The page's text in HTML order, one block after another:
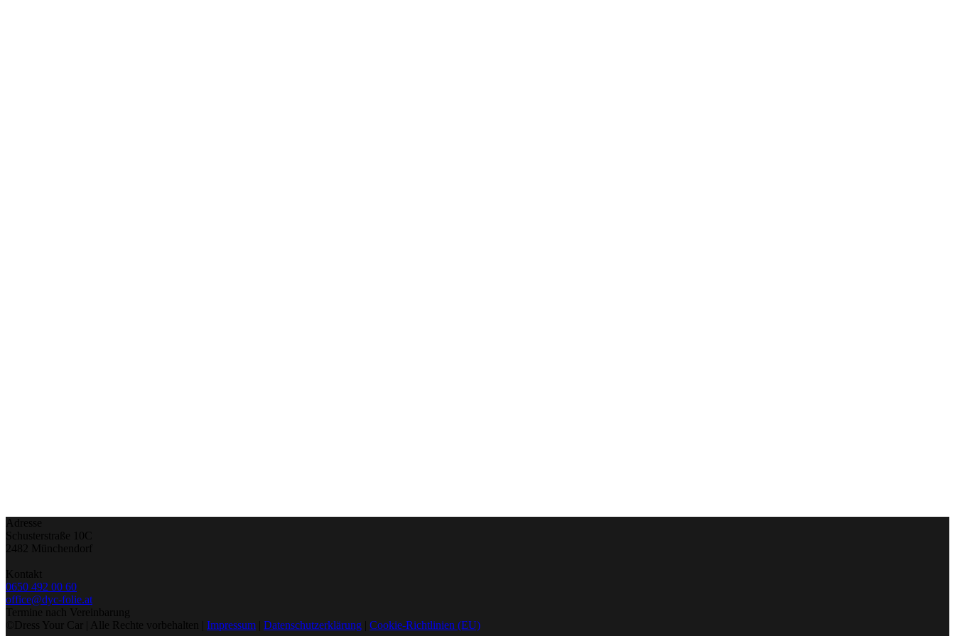
Adresse
Schusterstraße 10C
2482 Münchendorf
Kontakt
0650 492 00 60
office@dyc-folie.at
Termine nach Vereinbarung
©Dress Your Car | Alle Rechte vorbehalten | Impressum Datenschutzerklärung Cookie-Richtlinien (EU)